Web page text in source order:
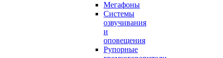
Мегафоны
Системы
озвучивания
и
оповещения
Рупорные